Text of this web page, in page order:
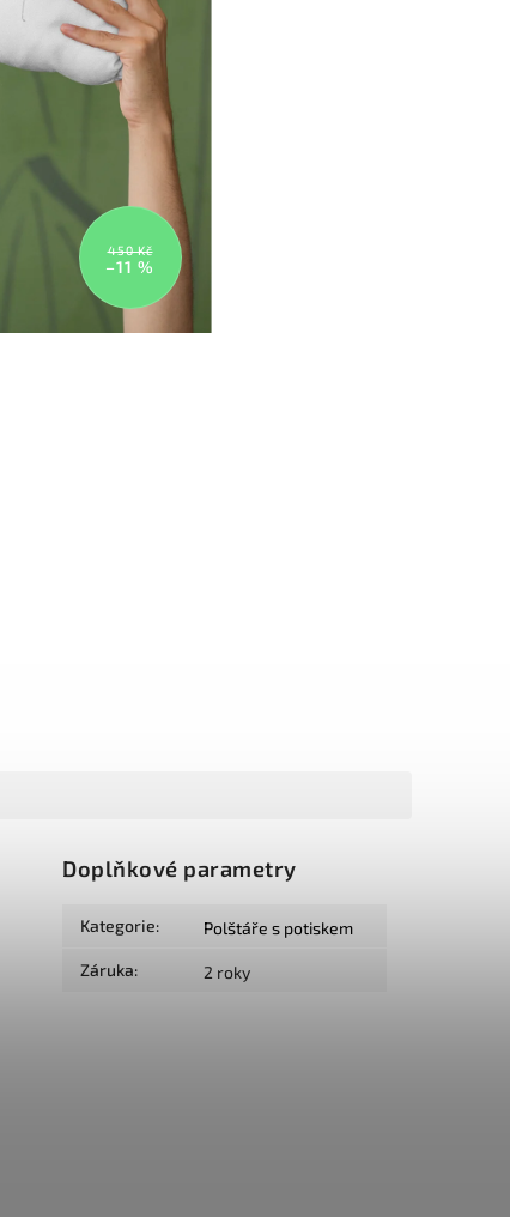
450 Kč
–11 %
Doplňkové parametry
Kategorie: Polštáře s potiskem
Záruka: 2 roky